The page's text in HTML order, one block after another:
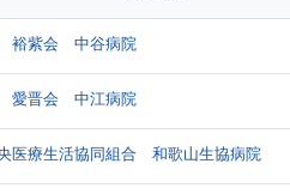
裕紫会 中谷病院
愛晋会 中江病院
医療生活協同組合 和歌山生協病院